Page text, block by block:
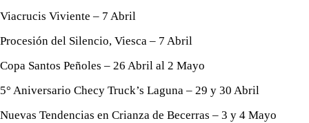
Viacrucis Viviente – 7 Abril
Procesión del Silencio, Viesca – 7 Abril
Copa Santos Peñoles – 26 Abril al 2 Mayo
5° Aniversario Checy Truck’s Laguna – 29 y 30 Abril
Nuevas Tendencias en Crianza de Becerras – 3 y 4 Mayo